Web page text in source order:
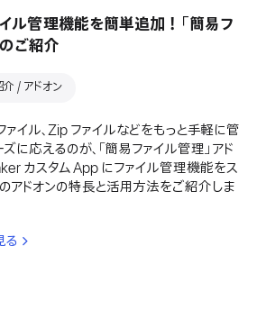
ル管理機能を簡単追加！「簡易フ
ご紹介
/ アドオン
イル、Zip ファイルなどをもっと手軽に管
に応えるのが、「簡易ファイル管理」アド
カスタム App にファイル管理機能をス
アドオンの特長と活用方法をご紹介しま
る